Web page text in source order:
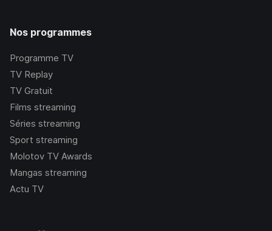
Nos programmes
Programme TV
TV Replay
TV Gratuit
Films streaming
Séries streaming
Sport streaming
Molotov TV Awards
Mangas streaming
Actu TV